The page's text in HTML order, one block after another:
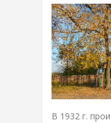
В 1932 г.